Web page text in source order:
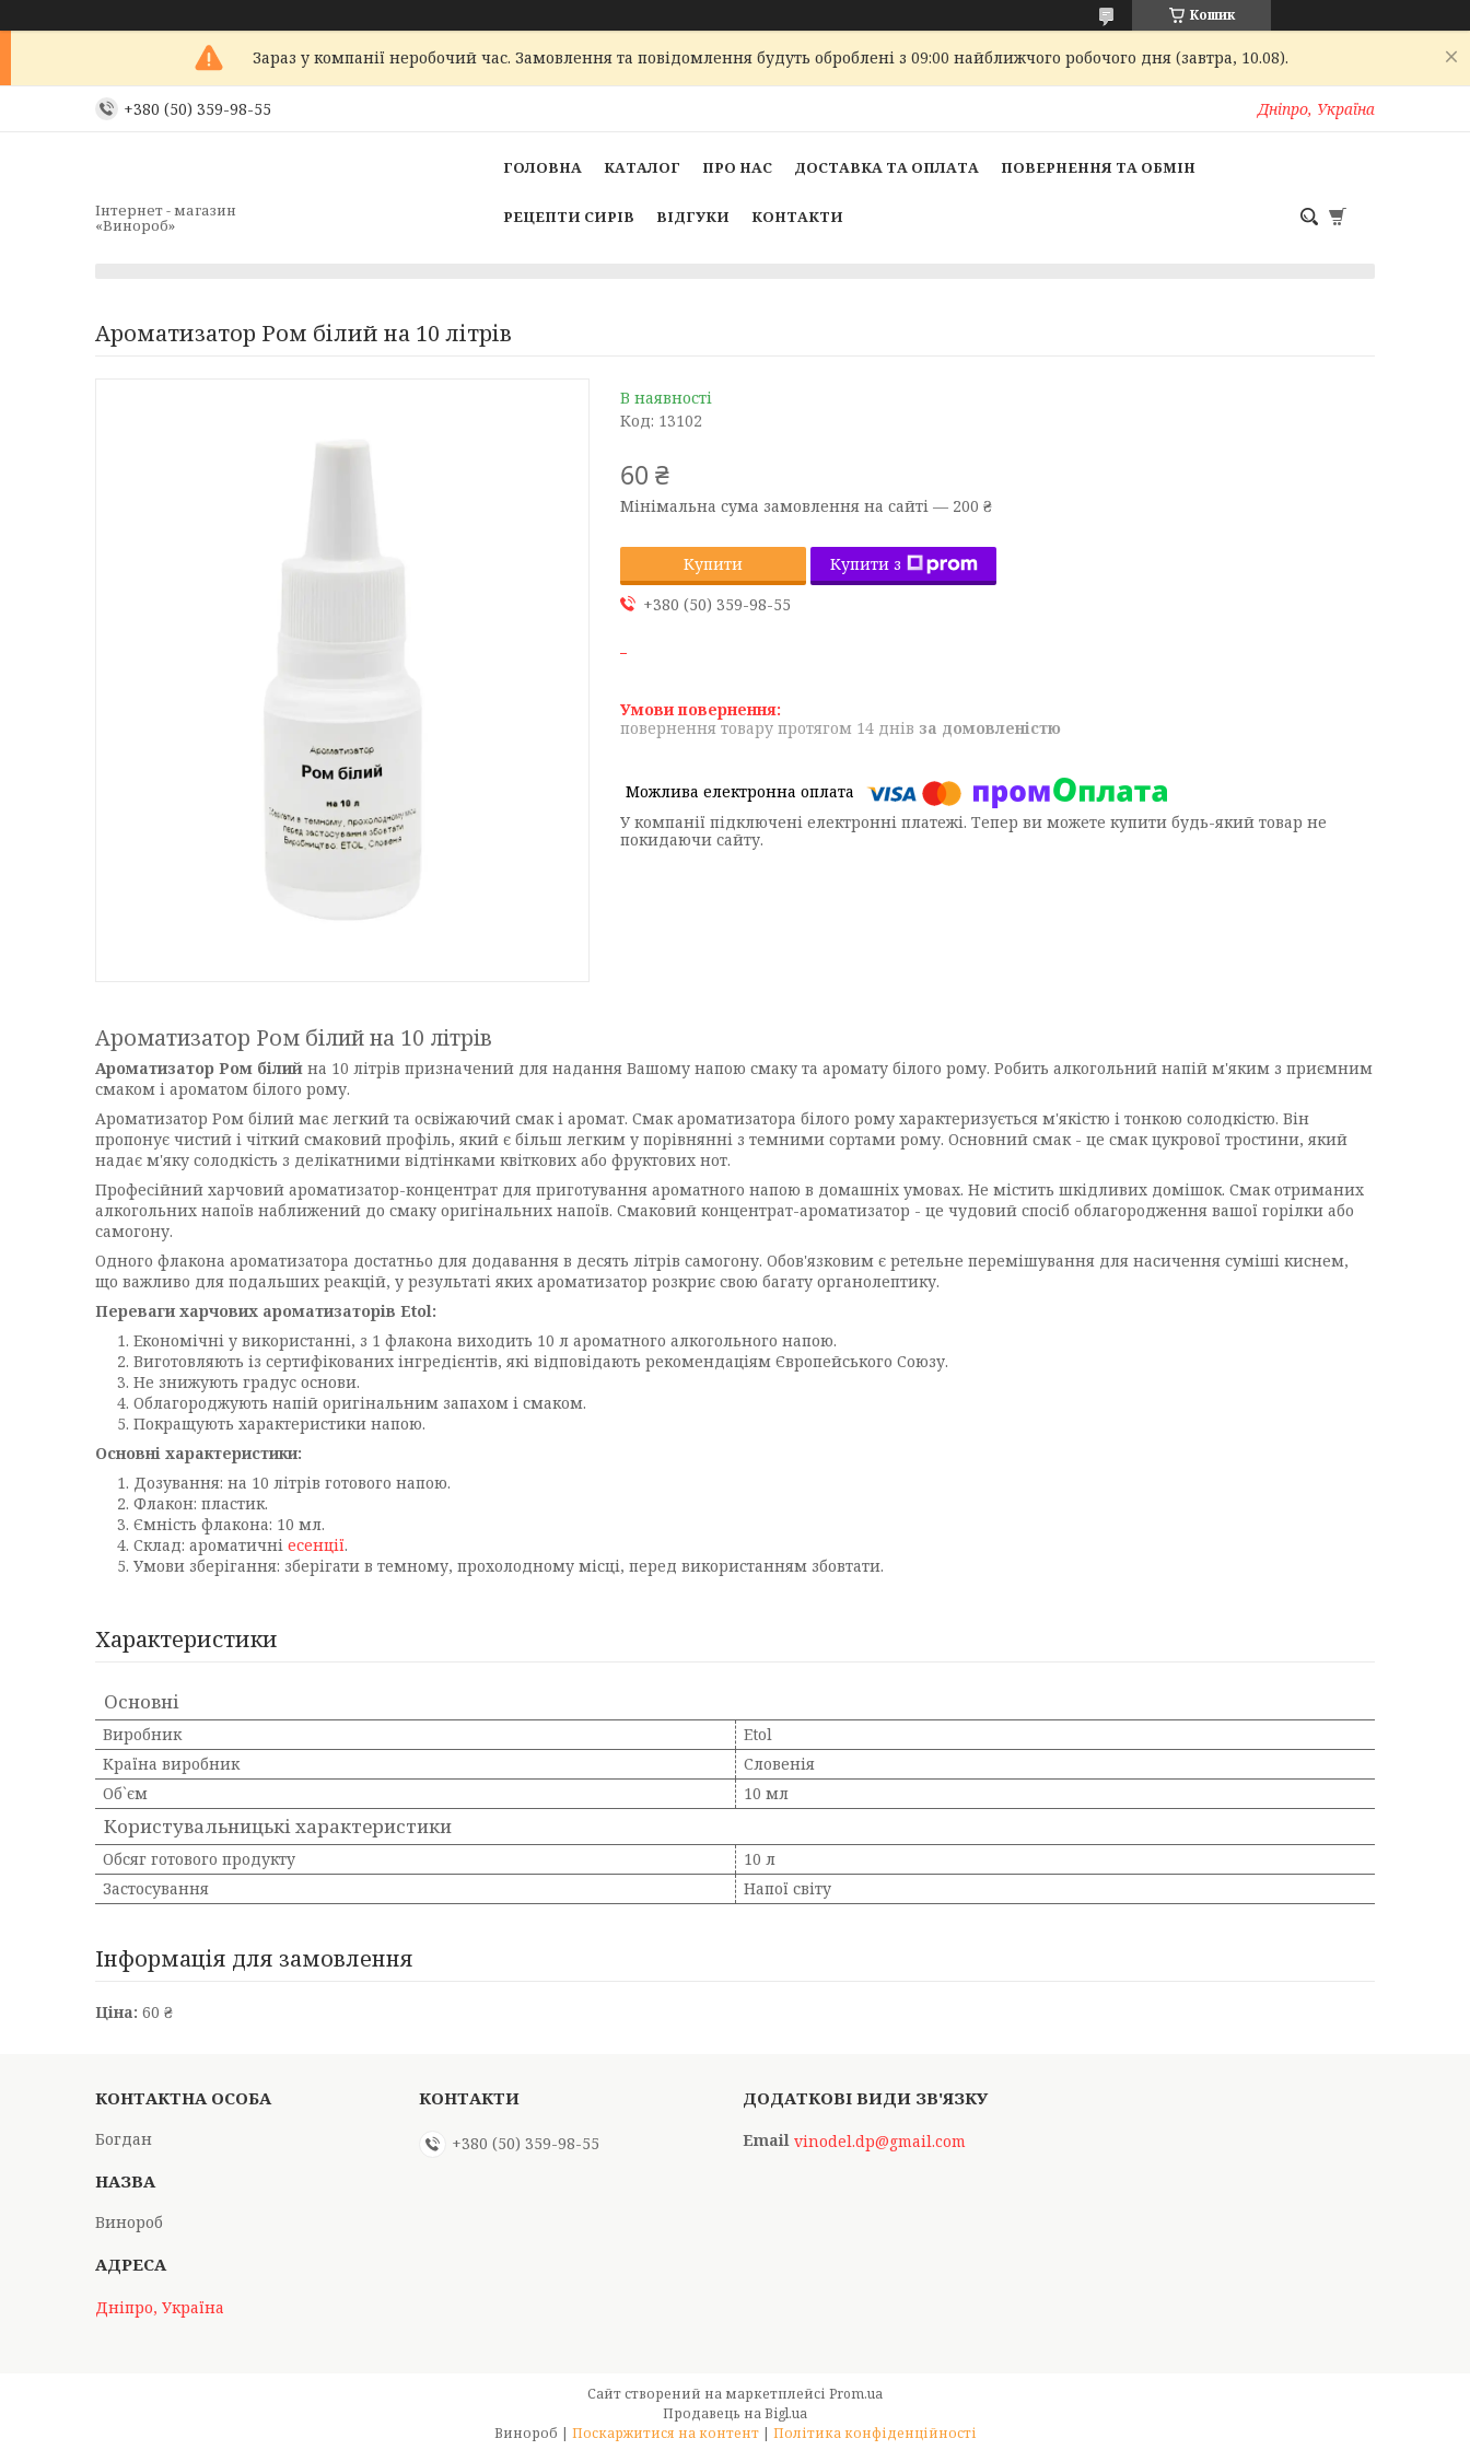
Кошик
Зараз у компанії неробочий час. Замовлення та повідомлення будуть оброблені з 09:00 найближчого робочого дня (завтра, 10.08).
+380 (50) 359-98-55 Дніпро, Україна
Інтернет - магазин
«Винороб»
ГОЛОВНА КАТАЛОГ ПРО НАС ДОСТАВКА ТА ОПЛАТА ПОВЕРНЕННЯ ТА ОБМІН
РЕЦЕПТИ СИРІВ ВІДГУКИ КОНТАКТИ
Ароматизатор Ром білий на 10 літрів
В наявності
Код: 13102
60 ₴
Мінімальна сума замовлення на сайті — 200 ₴
Купити
Купити з
+380 (50) 359-98-55
повернення товару протягом 14 днів за домовленістю
У компанії підключені електронні платежі. Тепер ви можете купити будь-який товар не
покидаючи сайту.
Ароматизатор Ром білий на 10 літрів
Ароматизатор Ром білий на 10 літрів призначений для надання Вашому напою смаку та аромату білого рому. Робить алкогольний напій м'яким з приємним
смаком і ароматом білого рому.
Ароматизатор Ром білий має легкий та освіжаючий смак і аромат. Смак ароматизатора білого рому характеризується м'якістю і тонкою солодкістю. Він
пропонує чистий і чіткий смаковий профіль, який є більш легким у порівнянні з темними сортами рому. Основний смак - це смак цукрової тростини, який
надає м'яку солодкість з делікатними відтінками квіткових або фруктових нот.
Професійний харчовий ароматизатор-концентрат для приготування ароматного напою в домашніх умовах. Не містить шкідливих домішок. Смак отриманих
алкогольних напоїв наближений до смаку оригінальних напоїв. Смаковий концентрат-ароматизатор - це чудовий спосіб облагородження вашої горілки або
самогону.
Одного флакона ароматизатора достатньо для додавання в десять літрів самогону. Обов'язковим є ретельне перемішування для насичення суміші киснем,
що важливо для подальших реакцій, у результаті яких ароматизатор розкриє свою багату органолептику.
Переваги харчових ароматизаторів Etol:
Економічні у використанні, з 1 флакона виходить 10 л ароматного алкогольного напою.
Виготовляють із сертифікованих інгредієнтів, які відповідають рекомендаціям Європейського Союзу.
Не знижують градус основи.
Облагороджують напій оригінальним запахом і смаком.
Покращують характеристики напою.
Основні характеристики:
Дозування: на 10 літрів готового напою.
Флакон: пластик.
Ємність флакона: 10 мл.
Склад: ароматичні есенції.
Умови зберігання: зберігати в темному, прохолодному місці, перед використанням збовтати.
Характеристики
Основні
Виробник
Etol
Країна виробник
Словенія
Об`єм
10 мл
Користувальницькі характеристики
Обсяг готового продукту
10 л
Застосування
Напої світу
Інформація для замовлення
Ціна: 60 ₴
Богдан
Винороб
Дніпро, Україна
+380 (50) 359-98-55 vinodel.dp@gmail.com
Сайт створений на маркетплейсі Prom.ua
Продавець на Bigl.ua
Винороб | Поскаржитися на контент | Політика конфіденційності